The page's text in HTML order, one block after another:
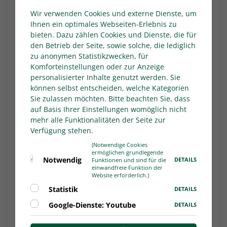
ebenfalls zu sehen.
Unterstützung leisten:Ein zweiter
Schwerpunkt im Jahr der Schiris sind konkrete
Hilfsangebote für Amateurvereine. Zum
Beispiel die Schiri-Toolbox, dort können mit
wenigen Klicks Werbematerialien zur
Neugewinnung (z.B. Plakate, Social-Media-
Grafiken und Flyer) erstellt werden. Im
Praxisprofi werden zahlreiche Best-Practice-
Beispiele gesammelt und vorgestellt, wie
Vereine neue Schiris gewinnen können oder
der Umgang zwischen Trainer*innen,
Spieler*innen und Schiedsrichter*innen
verbessert werden kann. Beim DFB-
Verbandsdialog Ende Juni erarbeiteten
Westfalen, Sachsen, dem Saarland und Baden
weitere Lösungsansätze, die vor Ort in den
Wir verwenden Cookies und externe Dienste, um
Ihnen ein optimales Webseiten-Erlebnis zu
bieten. Dazu zählen Cookies und Dienste, die für
den Betrieb der Seite, sowie solche, die lediglich
zu anonymen Statistikzwecken, für
Komforteinstellungen oder zur Anzeige
personalisierter Inhalte genutzt werden. Sie
können selbst entscheiden, welche Kategorien
Sie zulassen möchten. Bitte beachten Sie, dass
auf Basis Ihrer Einstellungen womöglich nicht
mehr alle Funktionalitäten der Seite zur
Verfügung stehen.
Notwendig
(Notwendige Cookies
ermöglichen grundlegende
Funktionen und sind für die
einwandfreie Funktion der
Website erforderlich.)
DETAILS
Statistik DETAILS
Google-Dienste: Youtube DETAILS